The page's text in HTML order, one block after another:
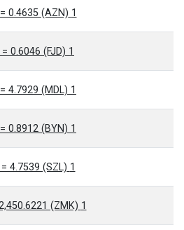
1 AED = 0.4635 (AZN)
1 AED = 0.6046 (FJD)
1 AED = 4.7929 (MDL)
1 AED = 0.8912 (BYN)
1 AED = 4.7539 (SZL)
1 AED = 2,450.6221 (ZMK)